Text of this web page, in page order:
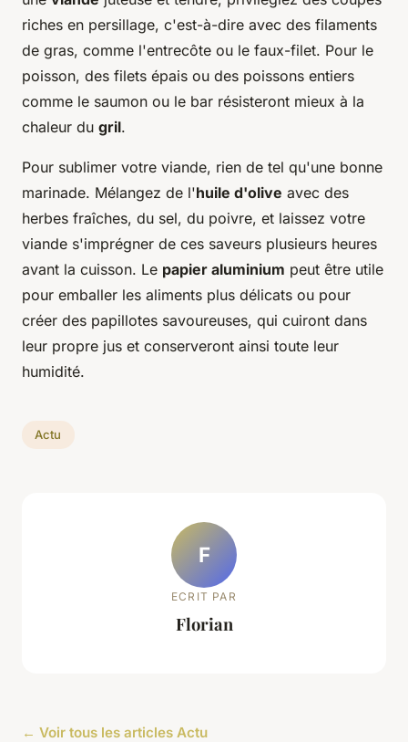
riches en persillage, c'est-à-dire avec des filaments
de gras, comme l'entrecôte ou le faux-filet. Pour le
poisson, des filets épais ou des poissons entiers
comme le saumon ou le bar résisteront mieux à la
chaleur du gril.
Pour sublimer votre viande, rien de tel qu'une bonne
marinade. Mélangez de l'huile d'olive avec des
herbes fraîches, du sel, du poivre, et laissez votre
viande s'imprégner de ces saveurs plusieurs heures
avant la cuisson. Le papier aluminium peut être utile
pour emballer les aliments plus délicats ou pour
créer des papillotes savoureuses, qui cuiront dans
leur propre jus et conserveront ainsi toute leur
humidité.
Actu
F
ECRIT PAR
Florian
← Voir tous les articles Actu